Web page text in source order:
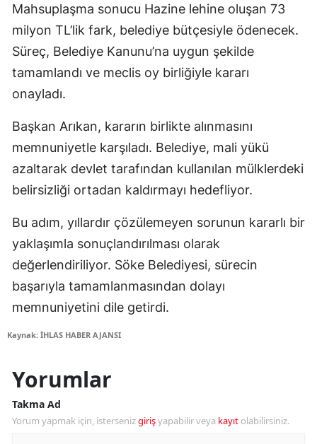
Mahsuplaşma sonucu Hazine lehine oluşan 73
milyon TL’lik fark, belediye bütçesiyle ödenecek.
Süreç, Belediye Kanunu’na uygun şekilde
tamamlandı ve meclis oy birliğiyle kararı
onayladı.
Başkan Arıkan, kararın birlikte alınmasını
memnuniyetle karşıladı. Belediye, mali yükü
azaltarak devlet tarafından kullanılan mülklerdeki
belirsizliği ortadan kaldırmayı hedefliyor.
Bu adım, yıllardır çözülemeyen sorunun kararlı bir
yaklaşımla sonuçlandırılması olarak
değerlendiriliyor. Söke Belediyesi, sürecin
başarıyla tamamlanmasından dolayı
memnuniyetini dile getirdi.
Kaynak: İHLAS HABER AJANSI
Yorumlar
Takma Ad
Yorum yapmak için, istersenizgirişyapabilir veya kayıt olabilirsiniz.